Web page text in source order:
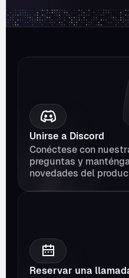
Unirse a Discord
Conéctese con
preguntas y
novedades del
Reservar una